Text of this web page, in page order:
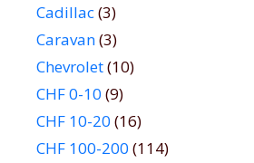
Cadillac(3)
Caravan(3)
Chevrolet(10)
CHF 0-10 (9)
CHF 10-20 (16)
CHF 100-200 (114)